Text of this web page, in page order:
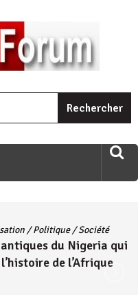
cakwibarutse .Wewe
ukora iki kugira ngo
/Politique/Société
du Nigeria qui
de l’Afrique